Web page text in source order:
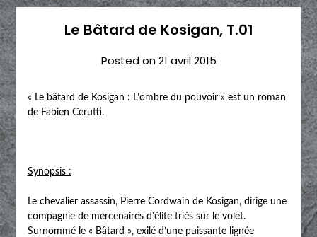
Le Bâtard de Kosigan, T.01
Posted on21 avril 2015
« Le bâtard de Kosigan : L’ombre du pouvoir » est un roman
de Fabien Cerutti.
Synopsis :
Le chevalier assassin, Pierre Cordwain de Kosigan, dirige une
compagnie de mercenaires d’élite triés sur le volet.
Surnommé le « Bâtard », exilé d’une puissante lignée